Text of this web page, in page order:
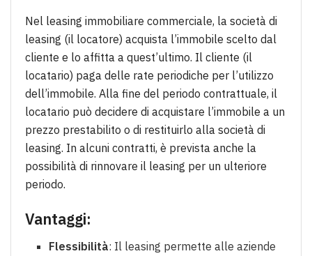
Nel leasing immobiliare commerciale, la società di
leasing (il locatore) acquista l’immobile scelto dal
cliente e lo affitta a quest’ultimo. Il cliente (il
locatario) paga delle rate periodiche per l’utilizzo
dell’immobile. Alla fine del periodo contrattuale, il
locatario può decidere di acquistare l’immobile a un
prezzo prestabilito o di restituirlo alla società di
leasing. In alcuni contratti, è prevista anche la
possibilità di rinnovare il leasing per un ulteriore
periodo.
Vantaggi:
Flessibilità: Il leasing permette alle aziende